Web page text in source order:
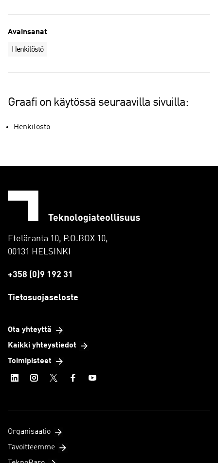
Avainsanat
Henkilöstö
Graafi on käytössä seuraavilla sivuilla:
Henkilöstö
Eteläranta 10, P.O.BOX 10,
00131 HELSINKI
+358 (0)9 192 31
Tietosuojaseloste
Ota yhteyttä
Kaikki yhteystiedot
Toimipisteet
Organisaatio
Tavoitteemme